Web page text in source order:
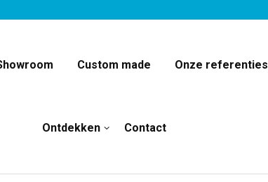
Custom made Onze referenties
Ontdekken Contact